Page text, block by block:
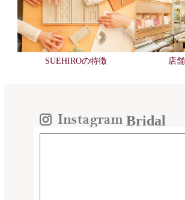
SUEHIROの特徴 店
Bridal